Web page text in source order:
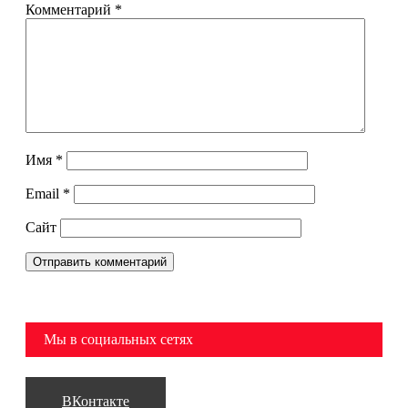
Комментарий *
Имя *
Email *
Сайт
Мы в социальных сетях
ВКонтакте